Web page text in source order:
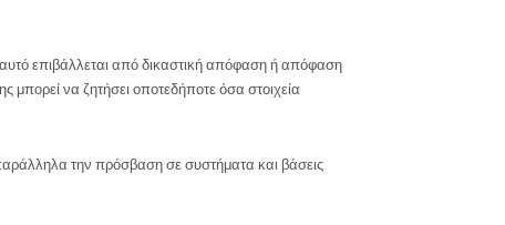
αυτό επιβάλλεται από δικαστική απόφαση ή απόφαση
να ζητήσει οποτεδήποτε όσα στοιχεία
την πρόσβαση σε συστήματα και βάσεις